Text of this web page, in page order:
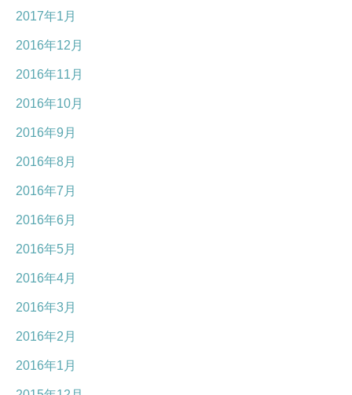
2017年1月
2016年12月
2016年11月
2016年10月
2016年9月
2016年8月
2016年7月
2016年6月
2016年5月
2016年4月
2016年3月
2016年2月
2016年1月